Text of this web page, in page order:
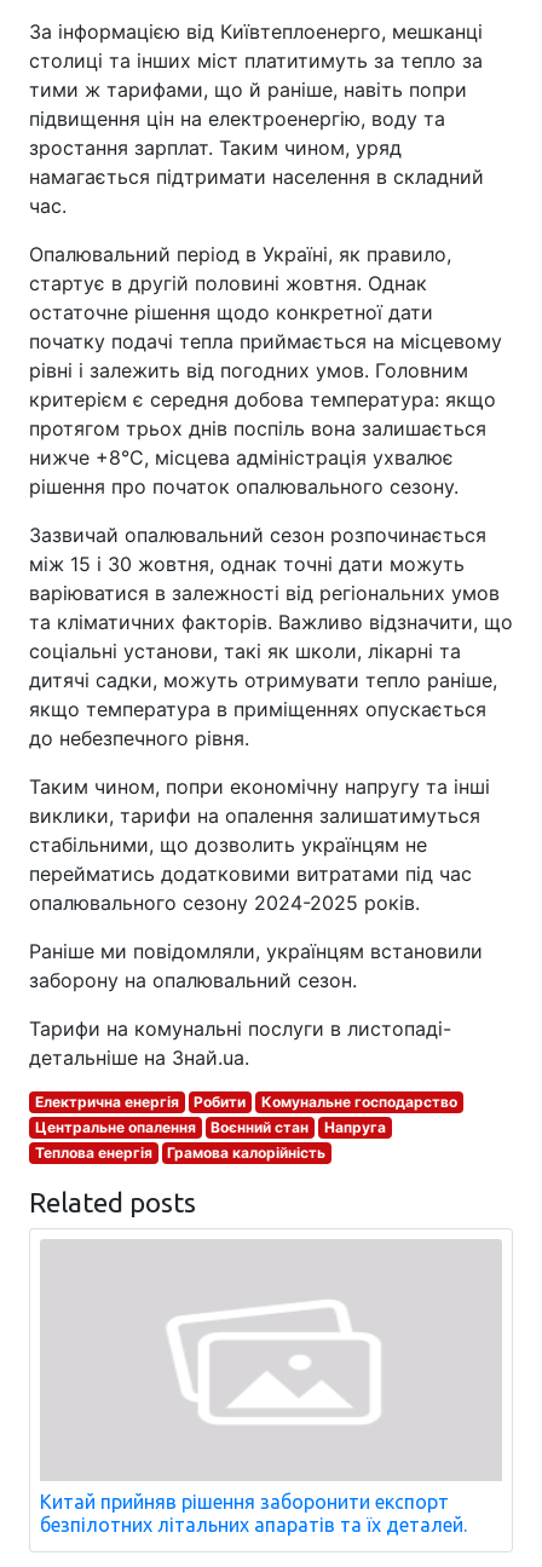
За інформацією від Київтеплоенерго, мешканці
столиці та інших міст платитимуть за тепло за
тими ж тарифами, що й раніше, навіть попри
підвищення цін на електроенергію, воду та
зростання зарплат. Таким чином, уряд
намагається підтримати населення в складний
час.
Опалювальний період в Україні, як правило,
стартує в другій половині жовтня. Однак
остаточне рішення щодо конкретної дати
початку подачі тепла приймається на місцевому
рівні і залежить від погодних умов. Головним
критерієм є середня добова температура: якщо
протягом трьох днів поспіль вона залишається
нижче +8°C, місцева адміністрація ухвалює
рішення про початок опалювального сезону.
Зазвичай опалювальний сезон розпочинається
між 15 і 30 жовтня, однак точні дати можуть
варіюватися в залежності від регіональних умов
та кліматичних факторів. Важливо відзначити, що
соціальні установи, такі як школи, лікарні та
дитячі садки, можуть отримувати тепло раніше,
якщо температура в приміщеннях опускається
до небезпечного рівня.
Таким чином, попри економічну напругу та інші
виклики, тарифи на опалення залишатимуться
стабільними, що дозволить українцям не
перейматись додатковими витратами під час
опалювального сезону 2024-2025 років.
Раніше ми повідомляли, українцям встановили
заборону на опалювальний сезон.
Тарифи на комунальні послуги в листопаді-
детальніше на Знай.ua.
Електрична енергія Робити
Комунальне господарство
Центральне опалення
Воєнний стан
Напруга
Теплова енергія
Грамова калорійність
Related posts
Китай прийняв рішення заборонити експорт
безпілотних літальних апаратів та їх деталей.